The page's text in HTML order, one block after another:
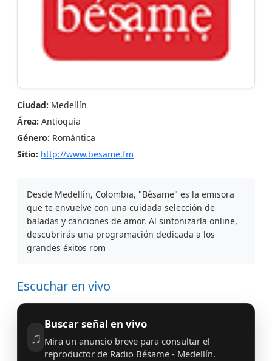
Ciudad: Medellín
Área: Antioquia
Género: Romántica
Sitio: http://www.besame.fm
Desde Medellín, Colombia, "Bésame" es la emisora
que te envuelve con una cuidada selección de
baladas y canciones de amor. Al sintonizarla online,
descubrirás una programación dedicada a los
grandes éxitos rom
Escuchar en vivo
♫
Buscar señal en vivo
Mira un anuncio breve para consultar el
reproductor de Radio Bésame - Medellín.